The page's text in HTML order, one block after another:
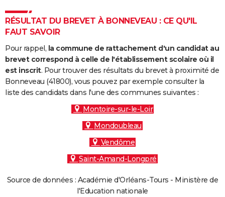
Dictionnaire
Biographies
Citations
Expressions
Proverbes
PROGRAMME TV
S'inscrire
Se connecter
Lycées
Collèges
Primaires
Universités
Entreprises
Service militaire
Avis de recherche
AVIS DE DÉCÈS
FORUM
RÉSULTAT DU BREVET À BONNEVEAU : CE QU'IL
FAUT SAVOIR
Pour rappel, la commune de rattachement d'un candidat au
brevet correspond à celle de l'établissement scolaire où il
est inscrit. Pour trouver des résultats du brevet à proximité de
Bonneveau (41800), vous pouvez par exemple consulter la
liste des candidats dans l'une des communes suivantes :
Montoire-sur-le-Loir
Mondoubleau
Vendôme
Saint-Amand-Longpré
Source de données : Académie d'Orléans-Tours - Ministère de
l'Education nationale